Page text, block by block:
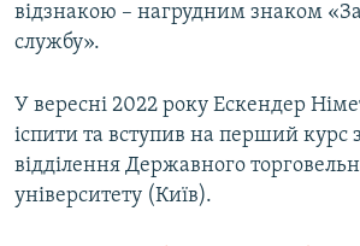
відзнакою – нагрудним знаком
службу».
У вересні 2022 року Ескендер
іспити та вступив на перший курс
відділення Державного
університету (Київ).